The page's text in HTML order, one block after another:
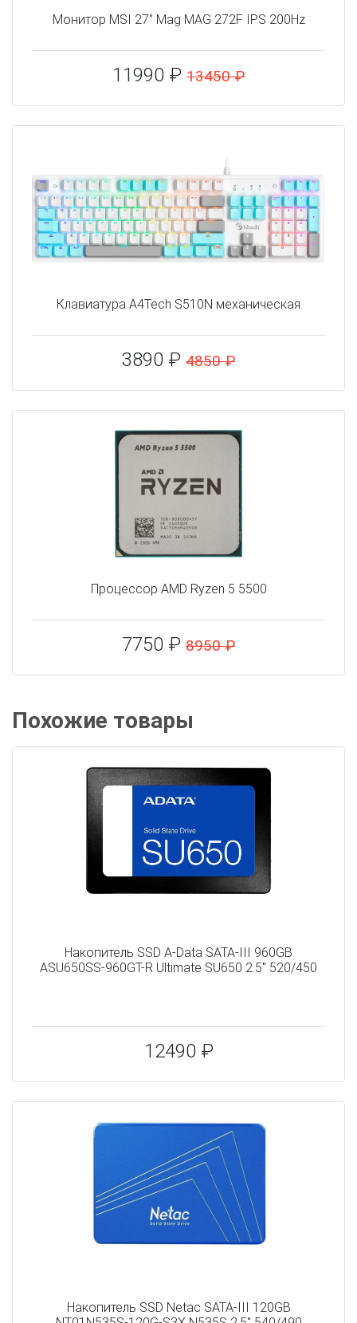
Монитор MSI 27" Mag MAG 272F IPS 200Hz
11990 ₽ 13450 ₽
Клавиатура A4Tech S510N механическая
3890 ₽ 4850 ₽
Процессор AMD Ryzen 5 5500
7750 ₽ 8950 ₽
Похожие товары
Накопитель SSD A-Data SATA-III 960GB
ASU650SS-960GT-R Ultimate SU650 2.5" 520/450
12490 ₽
Накопитель SSD Netac SATA-III 120GB